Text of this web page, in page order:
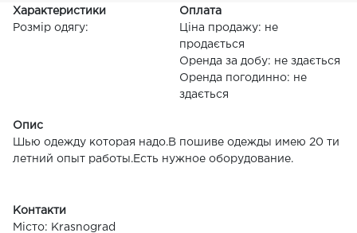
Характеристики
Розмір одягу:
Оплата
Ціна продажу: не
продається
Оренда за добу: не здається
Оренда погодинно: не
здається
Опис
Шью одежду которая надо.В пошиве одежды имею 20 ти
летний опыт работы.Есть нужное оборудование.
Контакти
Місто: Krasnograd